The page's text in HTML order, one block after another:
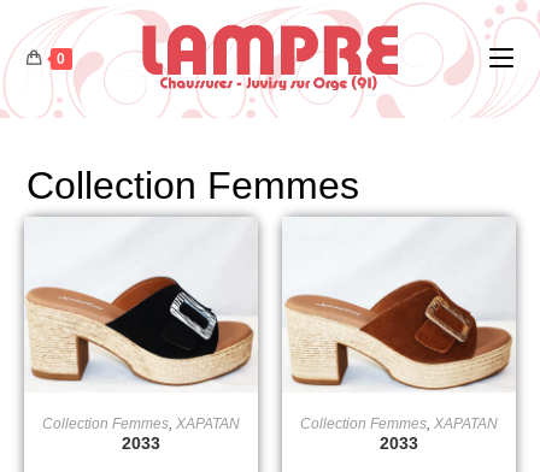
0
Collection Femmes
CHOIX DES OPTIONS
Collection Femmes XAPATAN
2033
CHOIX DES OPTIONS
Collection Femmes XAPATAN
2033